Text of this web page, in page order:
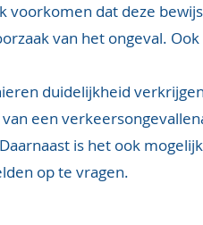
voorkomen dat deze
van het ongeval.
duidelijkheid
een
is het ook
op te vragen.